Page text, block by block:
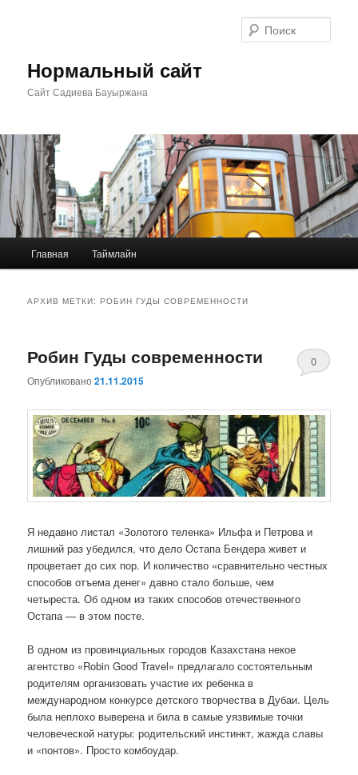
Нормальный сайт
Сайт Садиева Бауыржана
Главная Таймлайн
АРХИВ МЕТКИ:РОБИН ГУДЫ СОВРЕМЕННОСТИ
Робин Гуды современности
Опубликовано21.11.2015
0
Я недавно листал «Золотого теленка» Ильфа и Петрова и
лишний раз убедился, что дело Остапа Бендера живет и
процветает до сих пор. И количество «сравнительно честных
способов отъема денег» давно стало больше, чем
четыреста. Об одном из таких способов отечественного
Остапа — в этом посте.
В одном из провинциальных городов Казахстана некое
агентство «Robin Good Travel» предлагало состоятельным
родителям организовать участие их ребенка в
международном конкурсе детского творчества в Дубаи. Цель
была неплохо выверена и била в самые уязвимые точки
человеческой натуры: родительский инстинкт, жажда славы
и «понтов». Просто комбоудар.